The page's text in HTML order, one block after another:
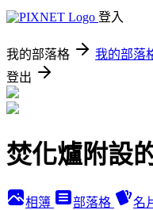
登入
我的部落格 我的部落
登出
焚化爐附設
相簿 部落格 名